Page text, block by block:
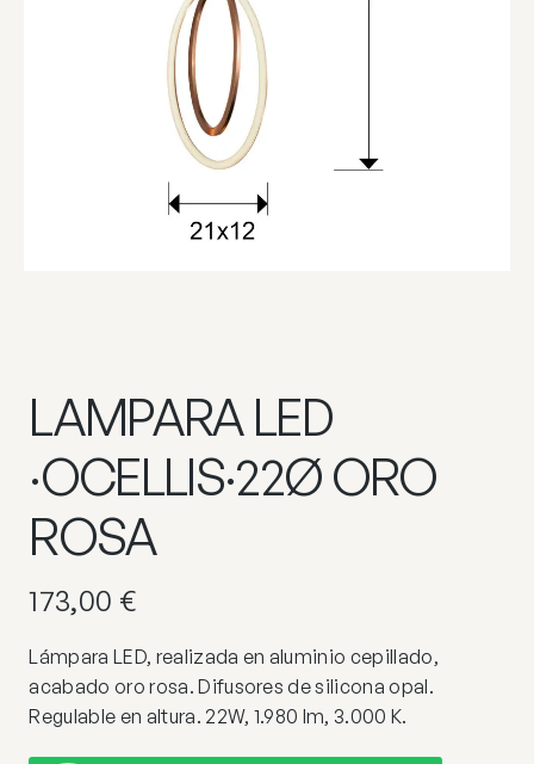
LAMPARA LED
·OCELLIS·22Ø ORO
ROSA
173,00 €
Lámpara LED, realizada en aluminio cepillado,
acabado oro rosa. Difusores de silicona opal.
Regulable en altura. 22W, 1.980 lm, 3.000 K.